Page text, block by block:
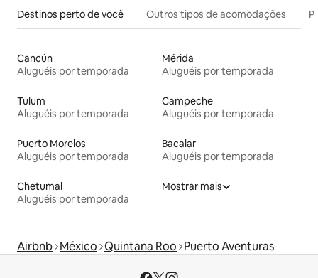
Destinos perto de você Outros tipos de acomodações
Cancún
Aluguéis por temporada
Mérida
Aluguéis por temporada
Tulum
Aluguéis por temporada
Campeche
Aluguéis por temporada
Puerto Morelos
Aluguéis por temporada
Bacalar
Aluguéis por temporada
Chetumal
Aluguéis por temporada
Mostrar mais
Airbnb México Quintana Roo Puerto Aventuras